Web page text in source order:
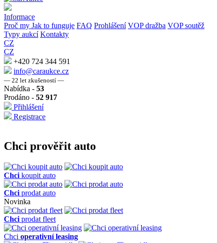
Informace
Proč my Jak to funguje FAQ Prohlášení VOP dražba VOP soutěž
Typy aukcí Kontakty
CZ
CZ
+420 724 344 591
info@caraukce.cz
― 22 let zkušeností ―
Nabídka - 53
Prodáno - 52 917
Přihlášení
Registrace
Chci prověřit auto
Chci koupit auto
Chci prodat auto
Novinka
Chci prodat fleet
Chci operativní leasing